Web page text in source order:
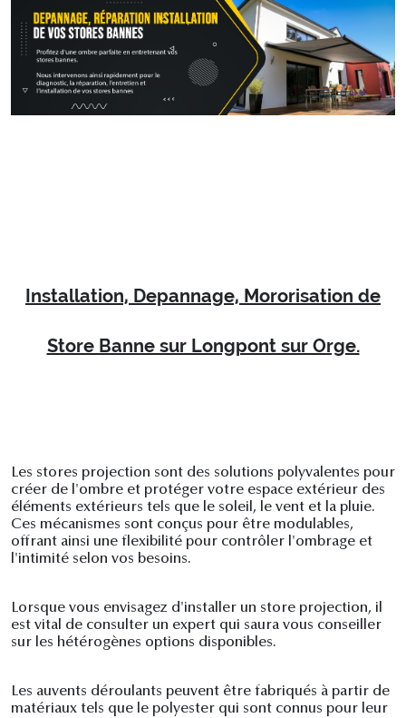
Installation, Depannage, Mororisation de
Store Banne sur Longpont sur Orge.
Les stores projection sont des solutions polyvalentes pour
créer de l'ombre et protéger votre espace extérieur des
éléments extérieurs tels que le soleil, le vent et la pluie.
Ces mécanismes sont conçus pour être modulables,
offrant ainsi une flexibilité pour contrôler l'ombrage et
l'intimité selon vos besoins.
Lorsque vous envisagez d'installer un store projection, il
est vital de consulter un expert qui saura vous conseiller
sur les hétérogènes options disponibles.
Les auvents déroulants peuvent être fabriqués à partir de
matériaux tels que le polyester qui sont connus pour leur